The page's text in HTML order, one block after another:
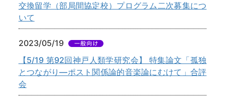
交換留学（部局間協定校）プログラム二次募集につ
いて
2023/05/19
【5/19 第92回神戸人類学研究会】 特集論文「孤独
とつながり―ポスト関係論的音楽論にむけて」合評
会